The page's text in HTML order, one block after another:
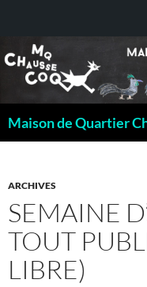
Maison de Quartier
ARCHIVES
SEMAINE
TOUT
LIBRE)